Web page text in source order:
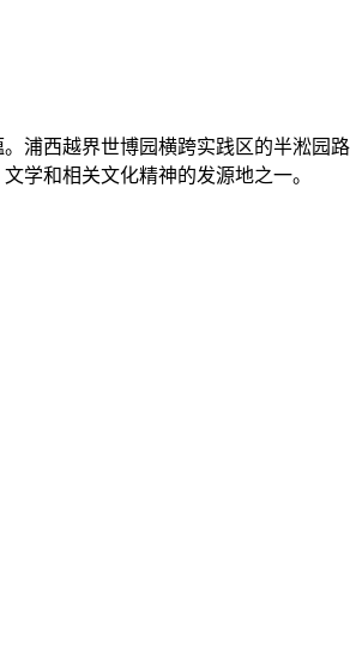
浦西越界世博园横跨实践区的半淞园
学和相关文化精神的发源地之一。